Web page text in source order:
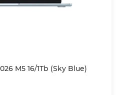
M5 16/1Tb (Sky Blue)